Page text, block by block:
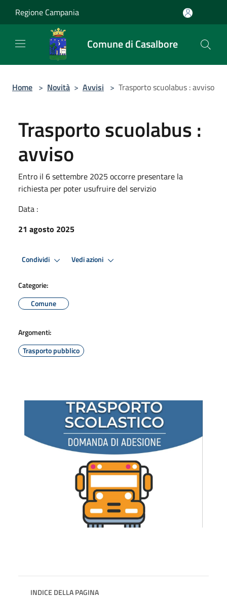
Regione Campania
Comune di Casalbore
Home > Novità > Avvisi > Trasporto scuolabus : avviso
Trasporto scuolabus :
avviso
Entro il 6 settembre 2025 occorre presentare la
richiesta per poter usufruire del servizio
Data :
21 agosto 2025
Condividi Vedi azioni
Categorie:
Comune
Argomenti:
Trasporto pubblico
INDICE DELLA PAGINA